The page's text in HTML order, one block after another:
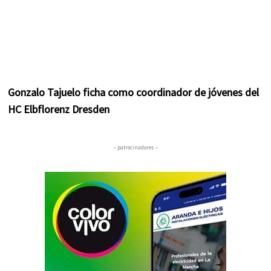
Gonzalo Tajuelo ficha como coordinador de jóvenes del
HC Elbflorenz Dresden
– patrocinadores –